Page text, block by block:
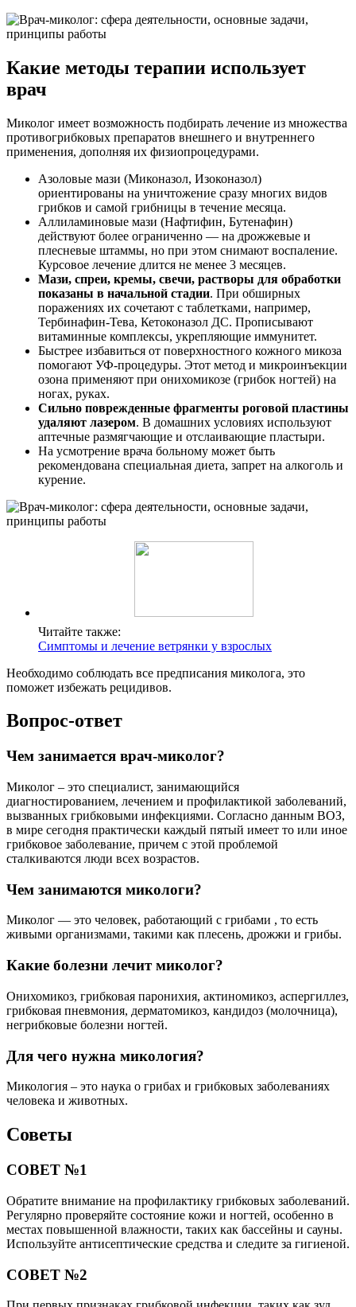
Какие методы терапии использует
врач
Миколог имеет возможность подбирать лечение из множества
противогрибковых препаратов внешнего и внутреннего
применения, дополняя их физиопроцедурами.
Азоловые мази (Миконазол, Изоконазол)
ориентированы на уничтожение сразу многих видов
грибков и самой грибницы в течение месяца.
Аллиламиновые мази (Нафтифин, Бутенафин)
действуют более ограниченно — на дрожжевые и
плесневые штаммы, но при этом снимают воспаление.
Курсовое лечение длится не менее 3 месяцев.
Мази, спреи, кремы, свечи, растворы для обработки
показаны в начальной стадии. При обширных
поражениях их сочетают с таблетками, например,
Тербинафин-Тева, Кетоконазол ДС. Прописывают
витаминные комплексы, укрепляющие иммунитет.
Быстрее избавиться от поверхностного кожного микоза
помогают УФ-процедуры. Этот метод и микроинъекции
озона применяют при онихомикозе (грибок ногтей) на
ногах, руках.
Сильно поврежденные фрагменты роговой пластины
удаляют лазером. В домашних условиях используют
аптечные размягчающие и отслаивающие пластыри.
На усмотрение врача больному может быть
рекомендована специальная диета, запрет на алкоголь и
курение.
Читайте также:
Симптомы и лечение ветрянки у взрослых
Необходимо соблюдать все предписания миколога, это
поможет избежать рецидивов.
Вопрос-ответ
Чем занимается врач-миколог?
Миколог – это специалист, занимающийся
диагностированием, лечением и профилактикой заболеваний,
вызванных грибковыми инфекциями. Согласно данным ВОЗ,
в мире сегодня практически каждый пятый имеет то или иное
грибковое заболевание, причем с этой проблемой
сталкиваются люди всех возрастов.
Чем занимаются микологи?
Миколог — это человек, работающий с грибами , то есть
живыми организмами, такими как плесень, дрожжи и грибы.
Какие болезни лечит миколог?
Онихомикоз, грибковая паронихия, актиномикоз, аспергиллез,
грибковая пневмония, дерматомикоз, кандидоз (молочница),
негрибковые болезни ногтей.
Для чего нужна микология?
Микология – это наука о грибах и грибковых заболеваниях
человека и животных.
Советы
СОВЕТ №1
Обратите внимание на профилактику грибковых заболеваний.
Регулярно проверяйте состояние кожи и ногтей, особенно в
местах повышенной влажности, таких как бассейны и сауны.
Используйте антисептические средства и следите за гигиеной.
СОВЕТ №2